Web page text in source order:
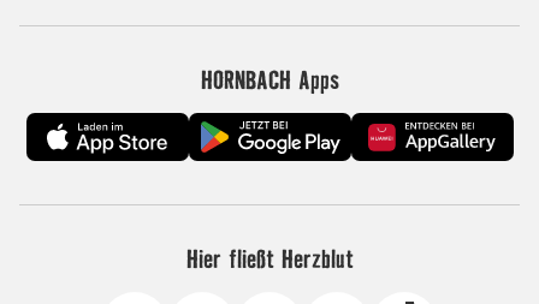
HORNBACH Apps
Hier fließt Herzblut